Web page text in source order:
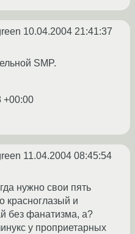
10.04.2004 21:41:37
SMP.
+00:00
11.04.2004 08:45:54
нужно свои пять
красноглазый и
без фанатизма, а?
у проприетарных